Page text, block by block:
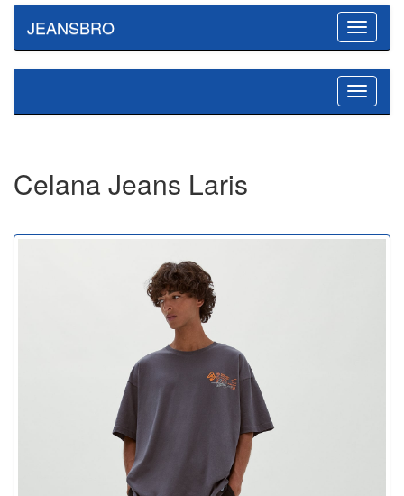
Toggle
JEANSBRO
Toggle
Celana Jeans Laris